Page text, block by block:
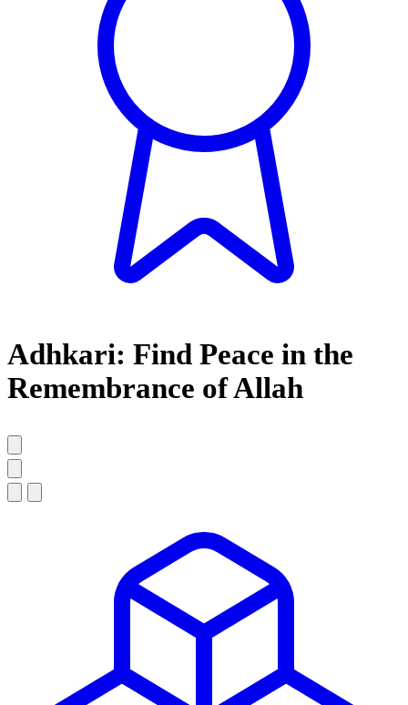
Adhkari: Find Peace in the
Remembrance of Allah